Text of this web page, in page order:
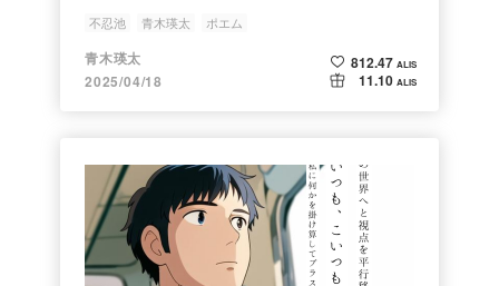
不忍池 青木瑛太 ポエム
青木瑛太
2025/04/18
812.47 ALIS
11.10 ALIS